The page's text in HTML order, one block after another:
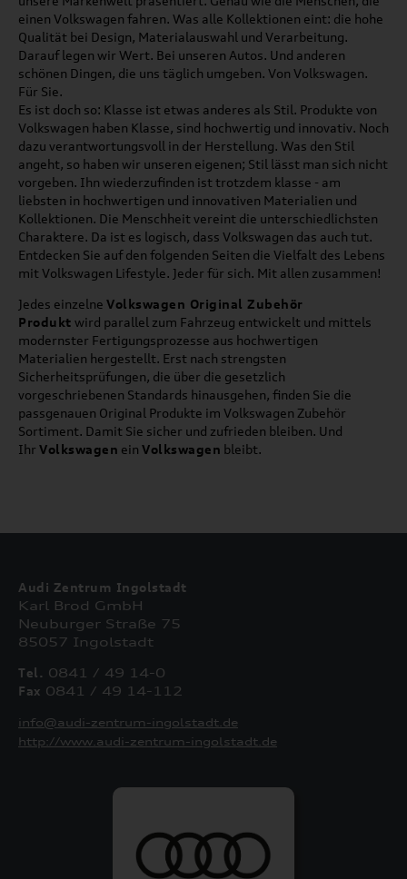
einen Volkswagen fahren. Was alle Kollektionen eint: die hohe
Qualität bei Design, Materialauswahl und Verarbeitung.
Darauf legen wir Wert. Bei unseren Autos. Und anderen
schönen Dingen, die uns täglich umgeben. Von Volkswagen.
Für Sie.
Es ist doch so: Klasse ist etwas anderes als Stil. Produkte von
Volkswagen haben Klasse, sind hochwertig und innovativ. Noch
dazu verantwortungsvoll in der Herstellung. Was den Stil
angeht, so haben wir unseren eigenen; Stil lässt man sich nicht
vorgeben. Ihn wiederzufinden ist trotzdem klasse - am
liebsten in hochwertigen und innovativen Materialien und
Kollektionen. Die Menschheit vereint die unterschiedlichsten
Charaktere. Da ist es logisch, dass Volkswagen das auch tut.
Entdecken Sie auf den folgenden Seiten die Vielfalt des Lebens
mit Volkswagen Lifestyle. Jeder für sich. Mit allen zusammen!
Jedes einzelne Volkswagen Original Zubehör
Produkt wird parallel zum Fahrzeug entwickelt und mittels
modernster Fertigungsprozesse aus hochwertigen
Materialien hergestellt. Erst nach strengsten
Sicherheitsprüfungen, die über die gesetzlich
vorgeschriebenen Standards hinausgehen, finden Sie die
passgenauen Original Produkte im Volkswagen Zubehör
Sortiment. Damit Sie sicher und zufrieden bleiben. Und
Ihr Volkswagen ein Volkswagen bleibt.
Audi Zentrum Ingolstadt
Karl Brod GmbH
Neuburger Straße 75
85057 Ingolstadt
Tel. 0841 / 49 14-0
Fax 0841 / 49 14-112
info@audi-zentrum-ingolstadt.de
http://www.audi-zentrum-ingolstadt.de